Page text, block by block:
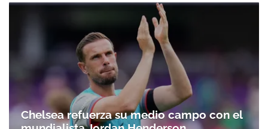
Chelsea refuerza su medio campo con el